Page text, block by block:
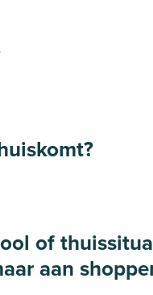
of
aan